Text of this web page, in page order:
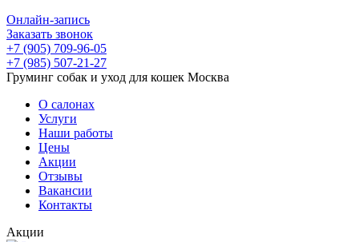
Онлайн-запись
Заказать звонок
+7 (905) 709-96-05
+7 (985) 507-21-27
Груминг собак и уход для кошек Москва
О салонах
Услуги
Наши работы
Цены
Акции
Отзывы
Вакансии
Контакты
Акции